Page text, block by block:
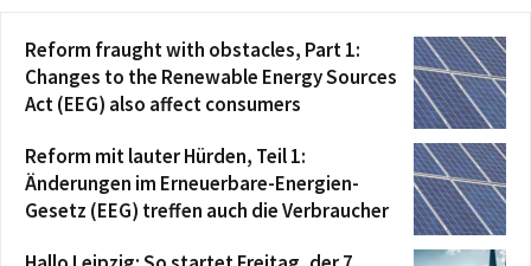
Reform fraught with obstacles, Part 1:
Changes to the Renewable Energy Sources
Act (EEG) also affect consumers
Reform mit lauter Hürden, Teil 1:
Änderungen im Erneuerbare-Energien-
Gesetz (EEG) treffen auch die Verbraucher